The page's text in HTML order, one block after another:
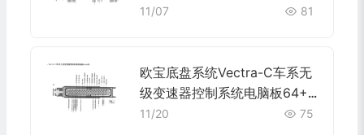
子
11/07 81
欧宝底盘系统Vectra-C车系无
级变速器控制系统电脑板64+6
4针端子
11/20 75